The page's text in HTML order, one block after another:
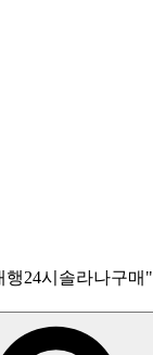
24시솔라나구매 "